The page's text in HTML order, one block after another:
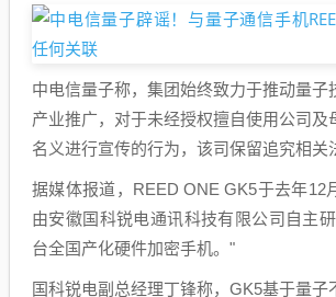
中电信量子称，集团始终致力于推动量子
产业推广，对于未经授权擅自使用公司及
名义进行宣传的行为，该司保留追究相关
据媒体报道，REED ONE GK5于去年12
由安徽国科锐电通讯科技有限公司自主
台全国产化硬件加密手机。"
国科锐电副总经理丁锋称，GK5基于量子